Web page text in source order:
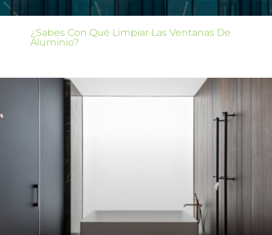
¿Sabes Con Qué Limpiar Las Ventanas De
Aluminio?